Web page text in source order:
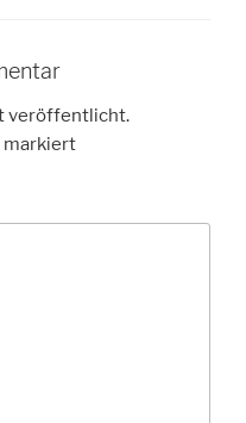
veröffentlicht.
markiert